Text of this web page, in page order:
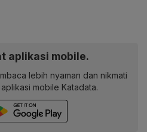
aplikasi mobile.
lebih nyaman dan nikmati
mobile Katadata.